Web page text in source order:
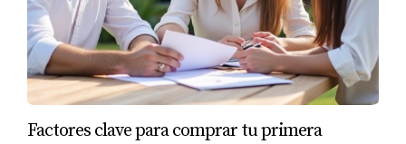
Tecnología e internet de alta velocidad
8.Excelente Plusvalía Inmobiliaria
Históricamente, las propiedades en Doral han apreciado
Factores clave para comprar tu primera